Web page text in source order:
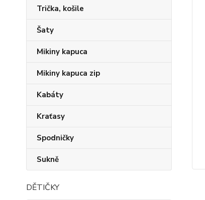
Trička, košile
Šaty
Mikiny kapuca
Mikiny kapuca zip
Kabáty
Kraťasy
Spodničky
Sukně
DĚTIČKY